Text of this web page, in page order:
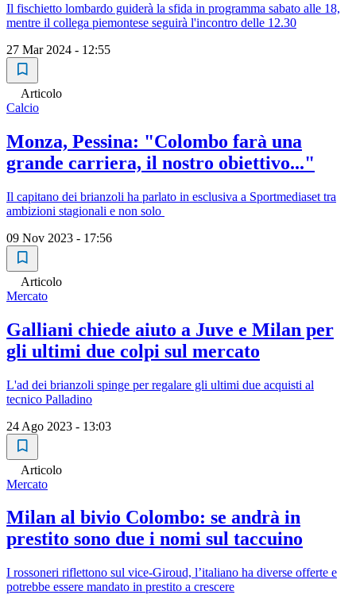
Il fischietto lombardo guiderà la sfida in programma sabato alle 18,
mentre il collega piemontese seguirà l'incontro delle 12.30
27 Mar 2024 - 12:55
Articolo
Calcio
Monza, Pessina: "Colombo farà una
grande carriera, il nostro obiettivo..."
Il capitano dei brianzoli ha parlato in esclusiva a Sportmediaset tra
ambizioni stagionali e non solo
09 Nov 2023 - 17:56
Articolo
Mercato
Galliani chiede aiuto a Juve e Milan per
gli ultimi due colpi sul mercato
L'ad dei brianzoli spinge per regalare gli ultimi due acquisti al
tecnico Palladino
24 Ago 2023 - 13:03
Articolo
Mercato
Milan al bivio Colombo: se andrà in
prestito sono due i nomi sul taccuino
I rossoneri riflettono sul vice-Giroud, l’italiano ha diverse offerte e
potrebbe essere mandato in prestito a crescere